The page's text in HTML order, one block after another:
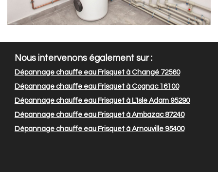
Nous intervenons également sur :
Dépannage chauffe eau Frisquet à Changé 72560
Dépannage chauffe eau Frisquet à Cognac 16100
Dépannage chauffe eau Frisquet à L'Isle Adam 95290
Dépannage chauffe eau Frisquet à Ambazac 87240
Dépannage chauffe eau Frisquet à Arnouville 95400